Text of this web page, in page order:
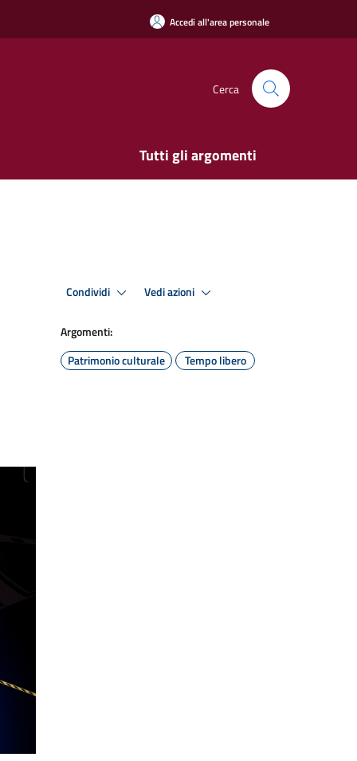
Accedi all'area personale
Cerca
Tutti gli argomenti
Condividi Vedi azioni
Argomenti:
Patrimonio culturale
Tempo libero